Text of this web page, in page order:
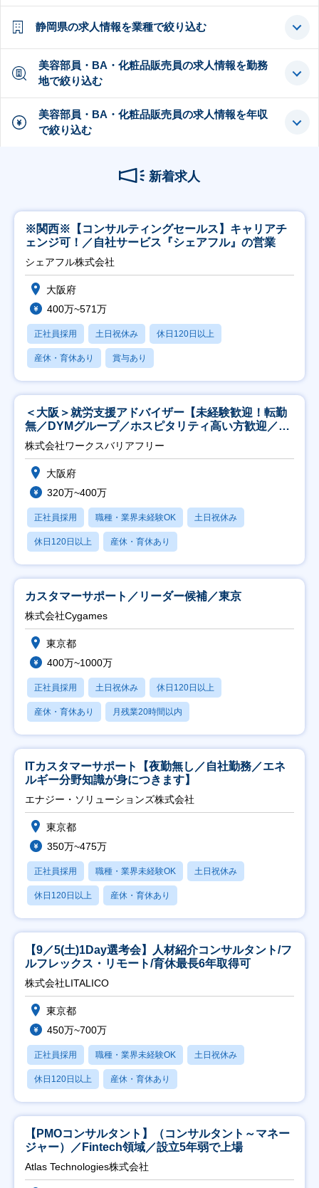
静岡県の求人情報を業種で絞り込む
美容部員・BA・化粧品販売員の求人情報を勤務
地で絞り込む
美容部員・BA・化粧品販売員の求人情報を年収
で絞り込む
新着求人
※関西※【コンサルティングセールス】キャリアチ
ェンジ可！／自社サービス『シェアフル』の営業
シェアフル株式会社
大阪府
400万~571万
正社員採用 土日祝休み 休日120日以上
産休・育休あり 賞与あり
＜大阪＞就労支援アドバイザー【未経験歓迎！転勤
無／DYMグループ／ホスピタリティ高い方歓迎／土
日祝】
株式会社ワークスバリアフリー
大阪府
320万~400万
正社員採用 職種・業界未経験OK 土日祝休み
休日120日以上 産休・育休あり
カスタマーサポート／リーダー候補／東京
株式会社Cygames
東京都
400万~1000万
正社員採用 土日祝休み 休日120日以上
産休・育休あり 月残業20時間以内
ITカスタマーサポート【夜勤無し／自社勤務／エネ
ルギー分野知識が身につきます】
エナジー・ソリューションズ株式会社
東京都
350万~475万
正社員採用 職種・業界未経験OK 土日祝休み
休日120日以上 産休・育休あり
【9／5(土)1Day選考会】人材紹介コンサルタント/フ
ルフレックス・リモート/育休最長6年取得可
株式会社LITALICO
東京都
450万~700万
正社員採用 職種・業界未経験OK 土日祝休み
休日120日以上 産休・育休あり
【PMOコンサルタント】（コンサルタント～マネー
ジャー）／Fintech領域／設立5年弱で上場
Atlas Technologies株式会社